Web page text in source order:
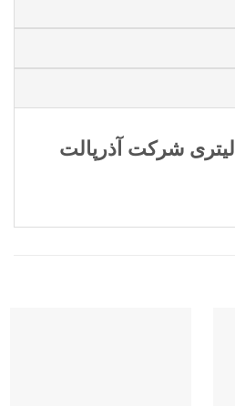
منبع ذخیره 350 لیتری شرکت آذرپالت